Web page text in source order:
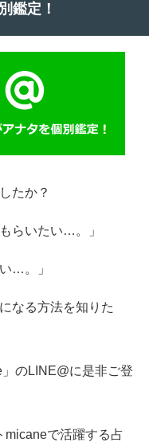
鑑定！
たか？
らいたい…。」
…。」
なる方法を知りた
のLINE@に是非ご登
micaneで活躍する占